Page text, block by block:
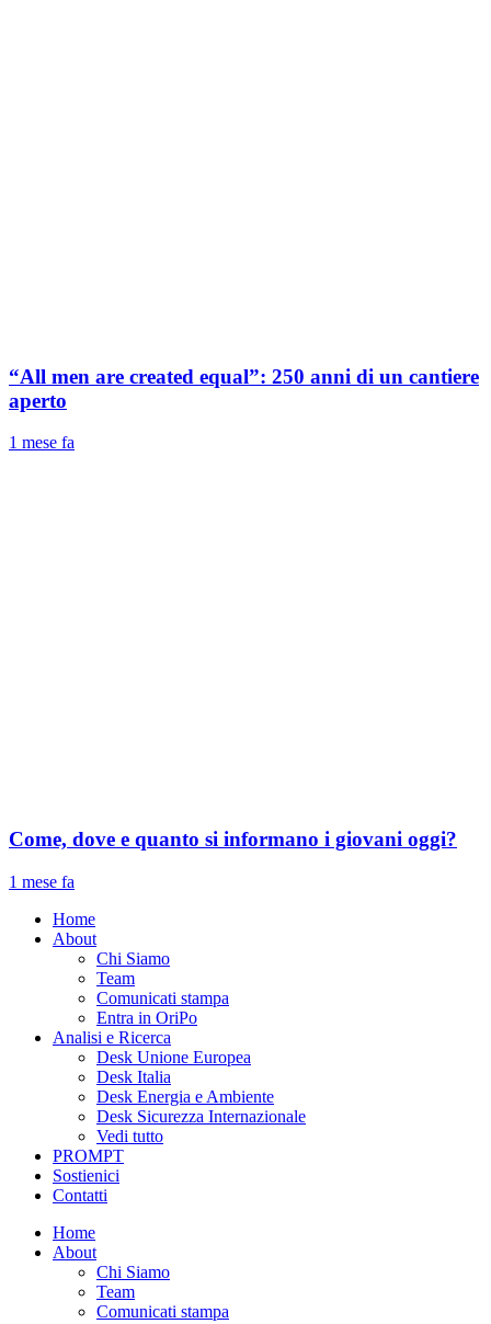
“All men are created equal”: 250 anni di un cantiere
aperto
1 mese fa
Come, dove e quanto si informano i giovani oggi?
1 mese fa
Home
About
Chi Siamo
Team
Comunicati stampa
Entra in OriPo
Analisi e Ricerca
Desk Unione Europea
Desk Italia
Desk Energia e Ambiente
Desk Sicurezza Internazionale
Vedi tutto
PROMPT
Sostienici
Contatti
Home
About
Chi Siamo
Team
Comunicati stampa